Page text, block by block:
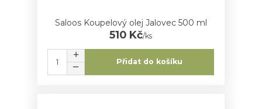
Saloos Koupelový olej Jalovec 500 ml
510 Kč/ks
Přidat do košíku